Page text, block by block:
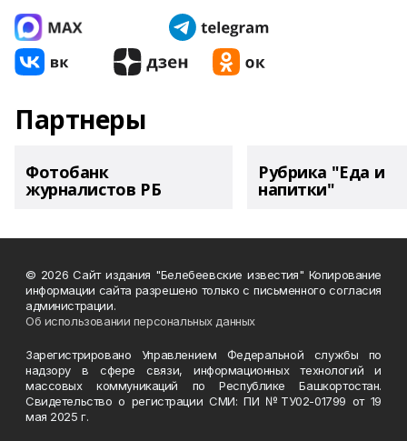
Партнеры
Фотобанк
журналистов РБ
Рубрика "Еда и
напитки"
© 2026 Сайт издания "Белебеевские известия" Копирование
информации сайта разрешено только с письменного согласия
администрации.
Об использовании персональных данных
Зарегистрировано Управлением Федеральной службы по
надзору в сфере связи, информационных технологий и
массовых коммуникаций по Республике Башкортостан.
Свидетельство о регистрации СМИ: ПИ №ТУ02-01799 от 19
мая 2025 г.